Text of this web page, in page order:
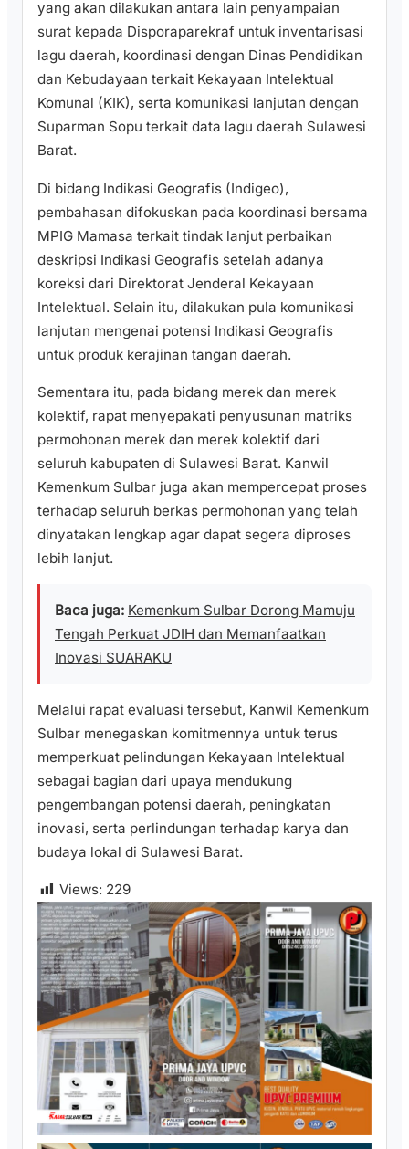
yang akan dilakukan antara lain penyampaian
surat kepada Disporaparekraf untuk inventarisasi
lagu daerah, koordinasi dengan Dinas Pendidikan
dan Kebudayaan terkait Kekayaan Intelektual
Komunal (KIK), serta komunikasi lanjutan dengan
Suparman Sopu terkait data lagu daerah Sulawesi
Barat.
Di bidang Indikasi Geografis (Indigeo),
pembahasan difokuskan pada koordinasi bersama
MPIG Mamasa terkait tindak lanjut perbaikan
deskripsi Indikasi Geografis setelah adanya
koreksi dari Direktorat Jenderal Kekayaan
Intelektual. Selain itu, dilakukan pula komunikasi
lanjutan mengenai potensi Indikasi Geografis
untuk produk kerajinan tangan daerah.
Sementara itu, pada bidang merek dan merek
kolektif, rapat menyepakati penyusunan matriks
permohonan merek dan merek kolektif dari
seluruh kabupaten di Sulawesi Barat. Kanwil
Kemenkum Sulbar juga akan mempercepat proses
terhadap seluruh berkas permohonan yang telah
dinyatakan lengkap agar dapat segera diproses
lebih lanjut.
Baca juga: Kemenkum Sulbar Dorong Mamuju
Tengah Perkuat JDIH dan Memanfaatkan
Inovasi SUARAKU
Melalui rapat evaluasi tersebut, Kanwil Kemenkum
Sulbar menegaskan komitmennya untuk terus
memperkuat pelindungan Kekayaan Intelektual
sebagai bagian dari upaya mendukung
pengembangan potensi daerah, peningkatan
inovasi, serta perlindungan terhadap karya dan
budaya lokal di Sulawesi Barat.
Views: 229